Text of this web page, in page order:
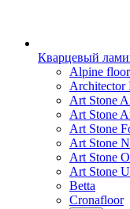
Кварцевый
Alpine floor
Architector
Art Stone
Art Stone
Art Stone
Art Stone
Art Stone
Art Stone
Betta
Cronafloor